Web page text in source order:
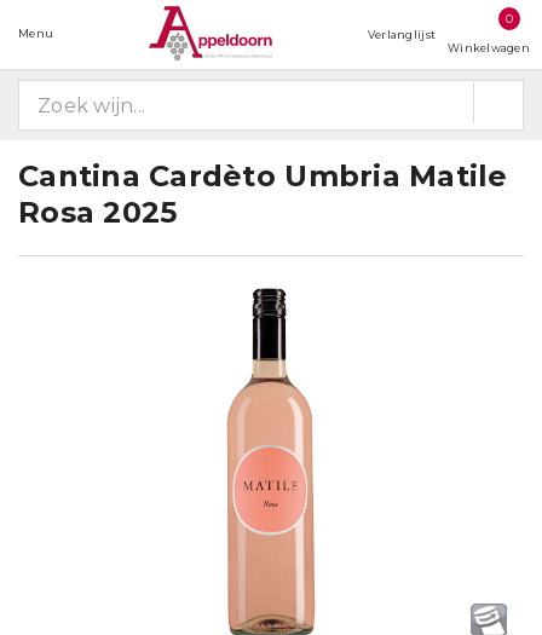
Menu Verlanglijst
0
Winkelwagen
Cantina Cardèto Umbria Matile
Rosa 2025